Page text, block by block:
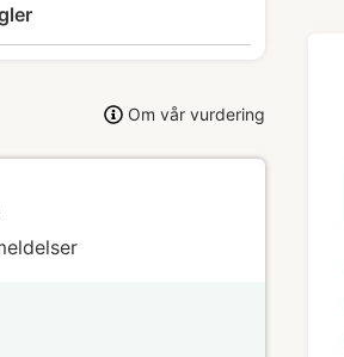
Om vår vurdering